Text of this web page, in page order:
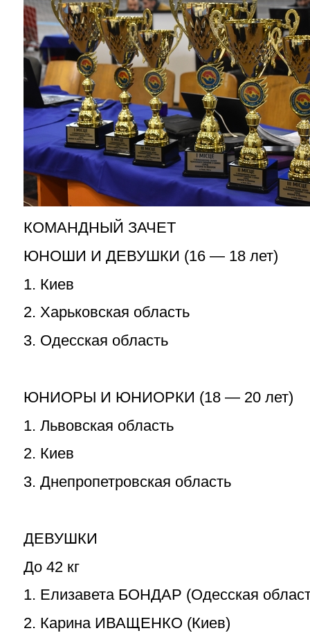
КОМАНДНЫЙ ЗАЧЕТ
ЮНОШИ И ДЕВУШКИ (16 — 18 лет)
1. Киев
2. Харьковская область
3. Одесская область
ЮНИОРЫ И ЮНИОРКИ (18 — 20 лет)
1. Львовская область
2. Киев
3. Днепропетровская область
ДЕВУШКИ
До 42 кг
1. Елизавета БОНДАР (Одесская
2. Карина ИВАЩЕНКО (Киев)